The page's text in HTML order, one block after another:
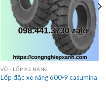
VỎ - LỐP XE NÂNG
Lốp đặc xe nâng 600-9 casumina